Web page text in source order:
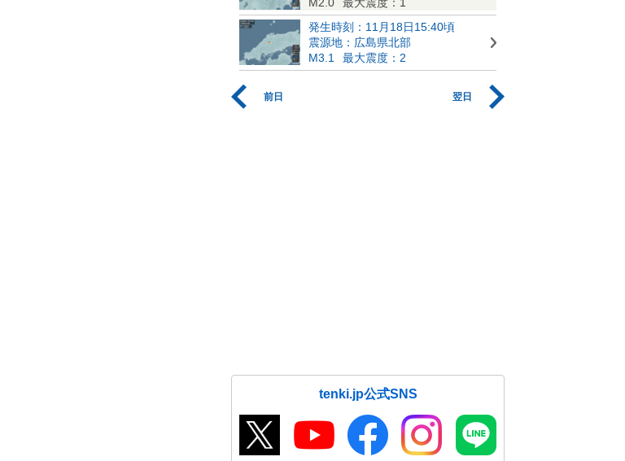
発生時刻：11月18日15:40頃
震源地：広島県北部
M3.1
最大震度：2
前日 翌日
tenki.jp公式SNS